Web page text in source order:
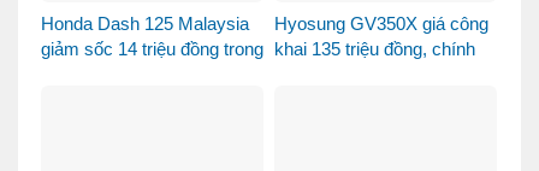
Honda Dash 125 Malaysia
giảm sốc 14 triệu đồng trong
Hyosung GV350X giá công
khai 135 triệu đồng, chính